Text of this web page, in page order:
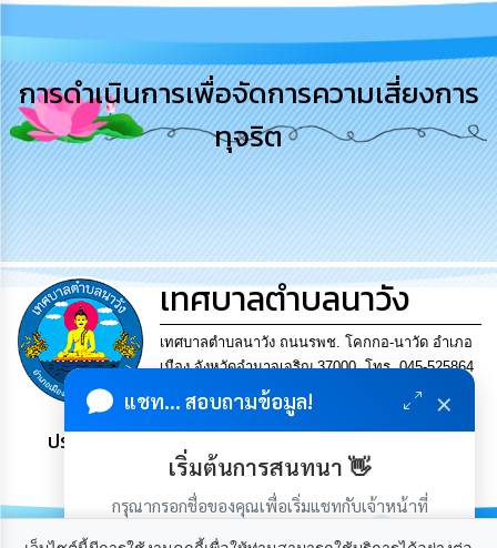
จัดการ
ความ
รู้
การ
ดำเนิน
งาน
การ
แผนการ
ใช้
จ่าย
งบ
ประมาณ
ประจำ
บริหาร
และ
การดำเนินการเพื่อจัดการความเสี่ยงการ
ทุจริต
เทศบาลตำบลนาวัง
เทศบาลตำบลนาวัง ถนนรพช. โคกกอ-นาวัด อำเภอ
เมือง จังหวัดอำนาจเจริญ 37000. โทร. 045-525864
แฟกซ์ 045-525864
ประชาชน มีภูมิคุ้มกัน พึ่งพาตนเอง พอเพียง เป็นสุข
แชท... สอบถามข้อมูล! ×
เริ่มต้นการสนทนา 👋
กรุณากรอกชื่อของคุณเพื่อเริ่มแชทกับเจ้าหน้าที่